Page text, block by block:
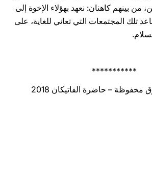
من بينهم كاهنان: نعهد بهؤلاء الإخوة إلى
تلك المجتمعات التي تعاني للغاية، على
***********
– حاضرة الفاتيكان 2018